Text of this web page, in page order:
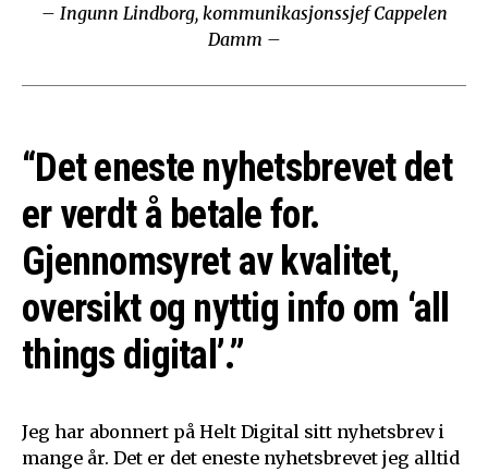
– Ingunn Lindborg, kommunikasjonssjef Cappelen
Damm –
“Det eneste nyhetsbrevet det
er verdt å betale for.
Gjennomsyret av kvalitet,
oversikt og nyttig info om ‘all
things digital’.”
Jeg har abonnert på Helt Digital sitt nyhetsbrev i
mange år. Det er det eneste nyhetsbrevet jeg alltid